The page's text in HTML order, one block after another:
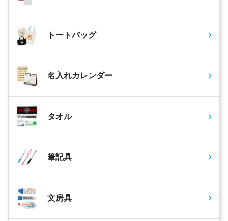
トートバッグ
名入れカレンダー
タオル
筆記具
文房具